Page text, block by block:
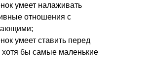
умеет налаживать
отношения с
умеет ставить перед
хотя бы самые маленькие